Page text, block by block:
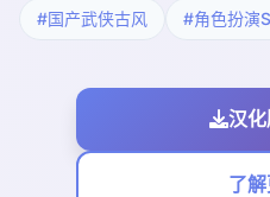
#国产武侠古风 #角色扮演
汉
了